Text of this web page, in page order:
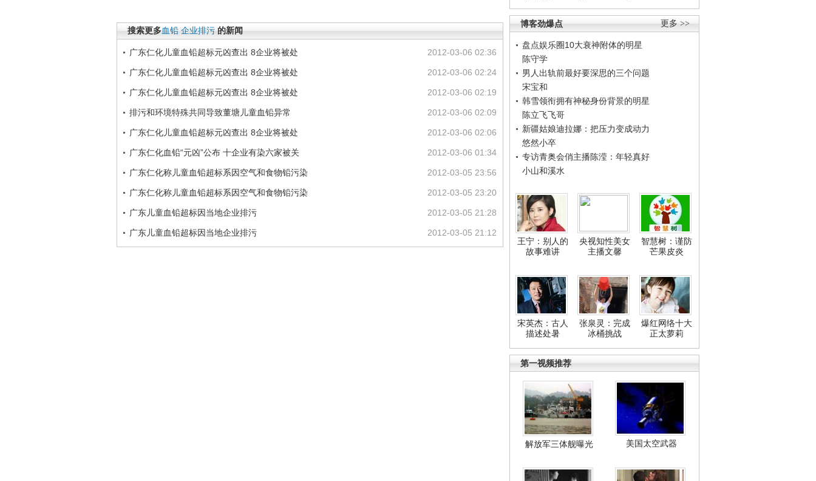
更多 >>
博客劲爆点
盘点娱乐圈10大衰神附体的明星
陈守学
男人出轨前最好要深思的三个问题
宋宝和
韩雪领衔拥有神秘身份背景的明星
陈立飞飞哥
新疆姑娘迪拉娜：把压力变成动力
悠然小卒
专访青奥会俏主播陈滢：年轻真好
小山和溪水
王宁：别人的
故事难讲
央视知性美女
主播文馨
智慧树：谨防
芒果皮炎
宋英杰：古人
描述处暑
张泉灵：完成
冰桶挑战
爆红网络十大
正太萝莉
第一视频推荐
解放军三体舰曝光 美国太空武器
搜索更多血铅 企业排污 的新闻
2012-03-06 02:36
广东仁化儿童血铅超标元凶查出 8企业将被处
2012-03-06 02:24
广东仁化儿童血铅超标元凶查出 8企业将被处
2012-03-06 02:19
广东仁化儿童血铅超标元凶查出 8企业将被处
2012-03-06 02:09
排污和环境特殊共同导致董塘儿童血铅异常
2012-03-06 02:06
广东仁化儿童血铅超标元凶查出 8企业将被处
2012-03-06 01:34
广东仁化血铅“元凶”公布 十企业有染六家被关
2012-03-05 23:56
广东仁化称儿童血铅超标系因空气和食物铅污染
2012-03-05 23:20
广东仁化称儿童血铅超标系因空气和食物铅污染
2012-03-05 21:28
广东儿童血铅超标因当地企业排污
2012-03-05 21:12
广东儿童血铅超标因当地企业排污